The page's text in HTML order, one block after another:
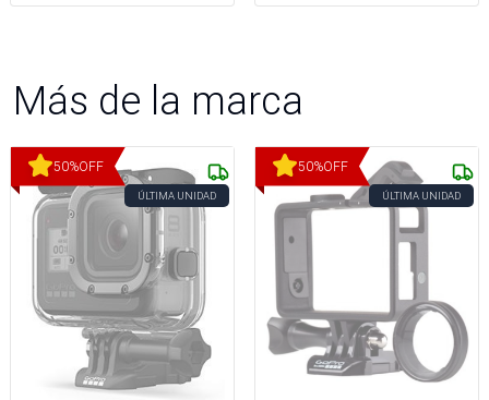
Más de la marca
50%OFF
ÚLTIMA UNIDAD
50%OFF
ÚLTIMA UNIDAD